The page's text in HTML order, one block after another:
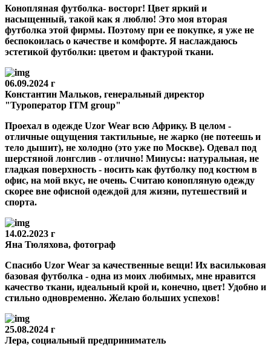
Конопляная футболка- восторг! Цвет яркий и
насыщенный, такой как я люблю! Это моя вторая
футболка этой фирмы. Поэтому при ее покупке, я уже не
беспокоилась о качестве и комфорте. Я наслаждаюсь
эстетикой футболки: цветом и фактурой ткани.
06.09.2024 г
Константин Мальков, генеральный директор
"Туроператор ITM group"
Проехал в одежде Uzor Wear всю Африку. В целом -
отличные ощущения тактильные, не жарко (не потеешь и
тело дышит), не холодно (это уже по Москве). Одевал под
шерстяной лонгслив - отлично! Минусы: натуральная, не
гладкая поверхность - носить как футболку под костюм в
офис, на мой вкус, не очень. Считаю конопляную одежду
скорее вне офисной одеждой для жизни, путешествий и
спорта.
14.02.2023 г
Яна Тюляхова, фотограф
Спасибо Uzor Wear за качественные вещи! Их васильковая
базовая футболка - одна из моих любимых, мне нравится
качество ткани, идеальный крой и, конечно, цвет! Удобно и
стильно одновременно. Желаю больших успехов!
25.08.2024 г
Лера, социальный предприниматель